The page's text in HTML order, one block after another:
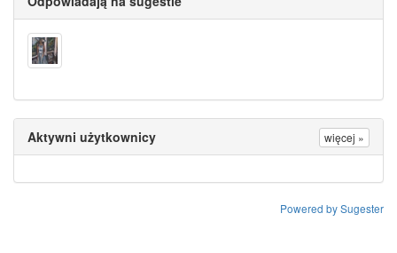
Aktywni użytkownicy więcej »
Powered by Sugester